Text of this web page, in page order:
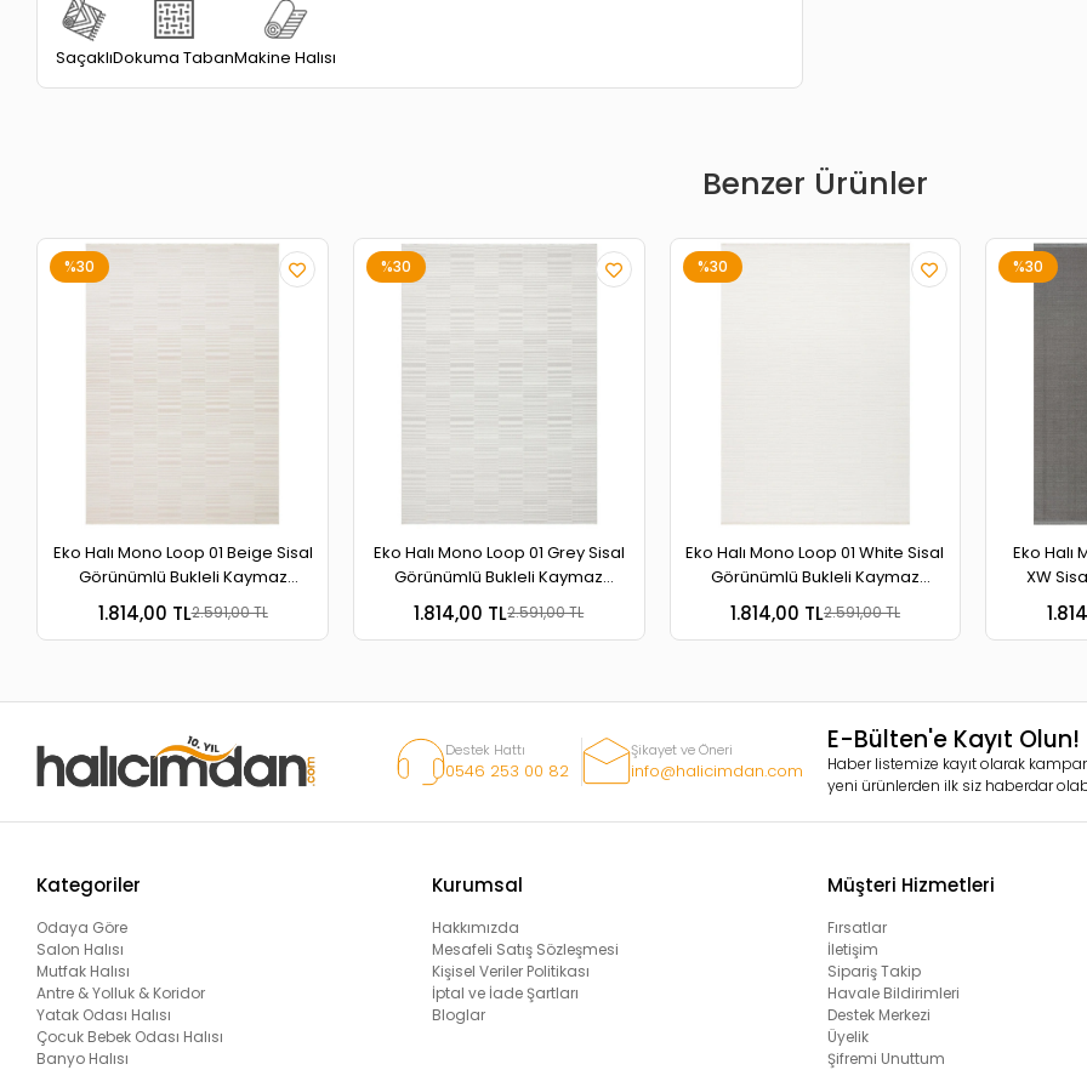
SaçaklıDokuma TabanMakine Halısı
Benzer Ürünler
%30
Eko Halı Mono Loop 01 Beige Sisal
Görünümlü Bukleli Kaymaz
Tabanlı Yıkanabilir Halı
1.814,00 TL2.591,00 TL
%30
Eko Halı Mono Loop 01 Grey Sisal
Görünümlü Bukleli Kaymaz
Tabanlı Yıkanabilir Halı
1.814,00 TL2.591,00 TL
%30
Eko Halı Mono Loop 01 White Sisal
Görünümlü Bukleli Kaymaz
Tabanlı Yıkanabilir Halı
1.814,00 TL2.591,00 TL
%30
Eko Halı
XW
Kaymaz
Destek Hattı
0546 253 00 82
Şikayet ve Öneri
info@halicimdan.com
E-Bülten'e Kayıt Olun!
Haber listemize kayıt olarak
yeni ürünlerden ilk siz haberdar
Kategoriler
Odaya Göre
Salon Halısı
Mutfak Halısı
Antre & Yolluk & Koridor
Yatak Odası Halısı
Çocuk Bebek Odası Halısı
Banyo Halısı
Kurumsal
Hakkımızda
Mesafeli Satış Sözleşmesi
Kişisel Veriler Politikası
İptal ve İade Şartları
Bloglar
Müşteri Hizmetleri
Fırsatlar
İletişim
Sipariş Takip
Havale Bildirimleri
Destek Merkezi
Üyelik
Şifremi Unuttum